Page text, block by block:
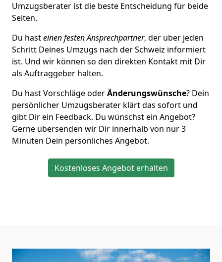
Umzugsberater ist die beste Entscheidung für beide
Seiten.
Du hasteinen festen Ansprechpartner, der über jeden
Schritt Deines Umzugs nach der Schweiz informiert
ist. Und wir können so den direkten Kontakt mit Dir
als Auftraggeber halten.
Du hast Vorschläge oderÄnderungswünsche? Dein
persönlicher Umzugsberater klärt das sofort und
gibt Dir ein Feedback. Du wünschst ein Angebot?
Gerne übersenden wir Dir innerhalb von nur3
Minuten Dein persönliches Angebot.
Kostenloses Angebot erhalten